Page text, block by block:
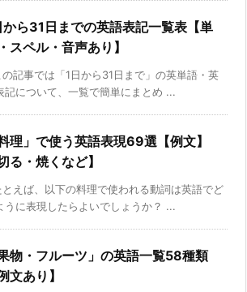
から31日までの英語表記一覧表【単
スペル・音声あり】
の記事では「1日から31日まで」の英単語・英
記について、一覧で簡単にまとめ ...
料理」で使う英語表現69選【例文】
切る・焼くなど】
とえば、以下の料理で使われる動詞は英語でど
うに表現したらよいでしょうか？ ...
果物・フルーツ」の英語一覧58種類
文あり】